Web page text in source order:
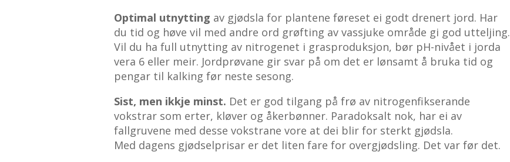
Optimal utnytting av gjødsla for plantene føreset ei godt drenert jord. Har
du tid og høve vil med andre ord grøfting av vassjuke område gi god utteljing.
Vil du ha full utnytting av nitrogenet i grasproduksjon, bør pH-nivået i jorda
vera 6 eller meir. Jordprøvane gir svar på om det er lønsamt å bruka tid og
pengar til kalking før neste sesong.
Sist, men ikkje minst. Det er god tilgang på frø av nitrogenfikserande
vokstrar som erter, kløver og åkerbønner. Paradoksalt nok, har ei av
fallgruvene med desse vokstrane vore at dei blir for sterkt gjødsla.
Med dagens gjødselprisar er det liten fare for overgjødsling. Det var før det.